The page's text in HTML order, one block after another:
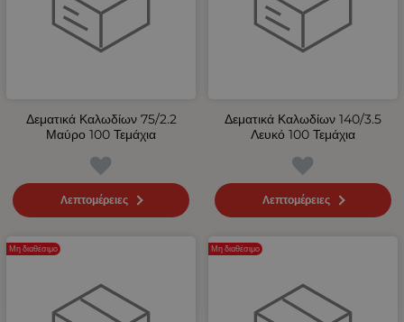
Δεματικά Καλωδίων 75/2.2
Μαύρο 100 Τεμάχια
Λεπτομέρειες
Δεματικά Καλωδίων 140/3.5
Λευκό 100 Τεμάχια
Λεπτομέρειες
Μη διαθέσιμο Μη διαθέσιμο